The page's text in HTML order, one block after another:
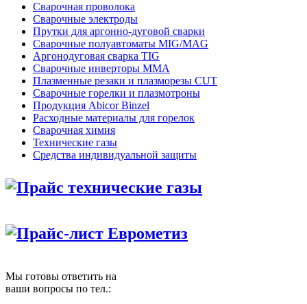
Сварочная проволока
Сварочные электроды
Прутки для аргонно-дуговой сварки
Сварочные полуавтоматы MIG/MAG
Аргонодуговая сварка TIG
Сварочные инверторы MMA
Плазменные резаки и плазморезы CUT
Сварочные горелки и плазмотроны
Продукция Abicor Binzel
Расходные материалы для горелок
Сварочная химия
Технические газы
Средства индивидуальной защиты
Прайс технические газы
Прайс-лист Еврометиз
Мы готовы ответить на
ваши вопросы по тел.: